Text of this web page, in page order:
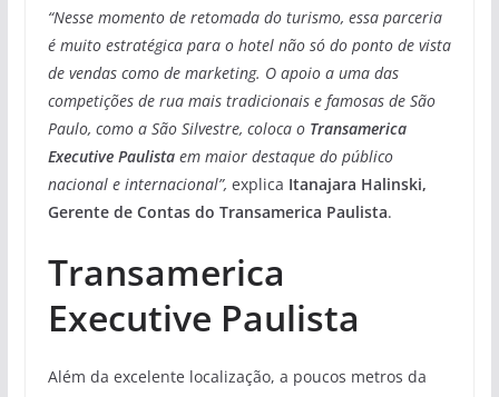
“Nesse momento de retomada do turismo, essa parceria
é muito estratégica para o hotel não só do ponto de vista
de vendas como de marketing. O apoio a uma das
competições de rua mais tradicionais e famosas de São
Paulo, como a São Silvestre, coloca o Transamerica
Executive Paulista em maior destaque do público
nacional e internacional”, explica Itanajara Halinski,
Gerente de Contas do Transamerica Paulista.
Transamerica
Executive Paulista
Além da excelente localização, a poucos metros da